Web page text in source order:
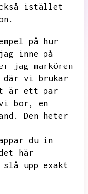
istället
på hur
inne på
jag markören
där vi brukar
är ett par
bor,
en
Den heter
du in
här
slå upp exakt